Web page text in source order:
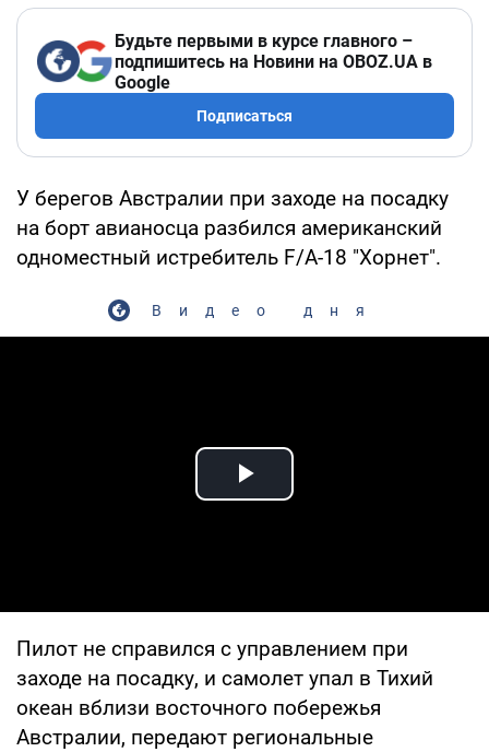
Будьте первыми в курсе главного –
подпишитесь на Новини на OBOZ.UA в
Google
Подписаться
У берегов Австралии при заходе на посадку
на борт авианосца разбился американский
одноместный истребитель F/A-18 "Хорнет".
Видео дня
Play Video
Пилот не справился с управлением при
заходе на посадку, и самолет упал в Тихий
океан вблизи восточного побережья
Австралии, передают региональные